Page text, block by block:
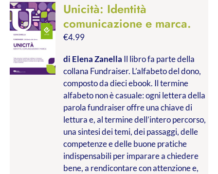
Unicità: Identità
comunicazione e marca.
€4.99
di Elena Zanella Il libro fa parte della
collana Fundraiser. L’alfabeto del dono,
composto da dieci ebook. Il termine
alfabeto non è casuale: ogni lettera della
parola fundraiser offre una chiave di
lettura e, al termine dell’intero percorso,
una sintesi dei temi, dei passaggi, delle
competenze e delle buone pratiche
indispensabili per imparare a chiedere
bene, a rendicontare con attenzione e,